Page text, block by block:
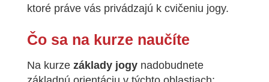
ktoré práve vás privádzajú k cvičeniu jogy.
Čo sa na kurze naučíte
Na kurze základy jogynadobudnete